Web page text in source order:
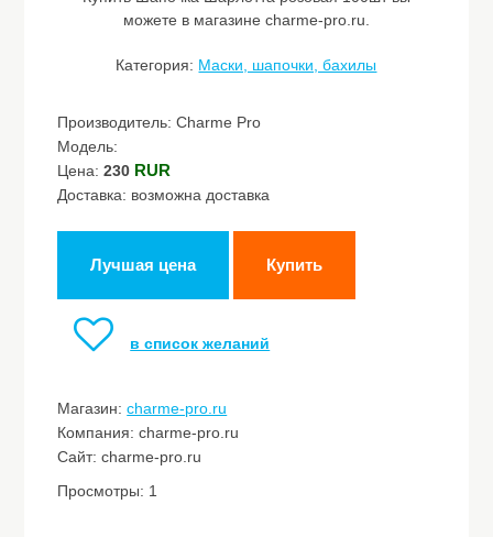
можете в магазине charme-pro.ru.
Категория: Маски, шапочки, бахилы
Производитель: Charme Pro
Модель:
Цена:230 RUR
Доставка: возможна доставка
Лучшая цена Купить
в список желаний
Магазин:charme-pro.ru
Компания: charme-pro.ru
Сайт: charme-pro.ru
Просмотры: 1